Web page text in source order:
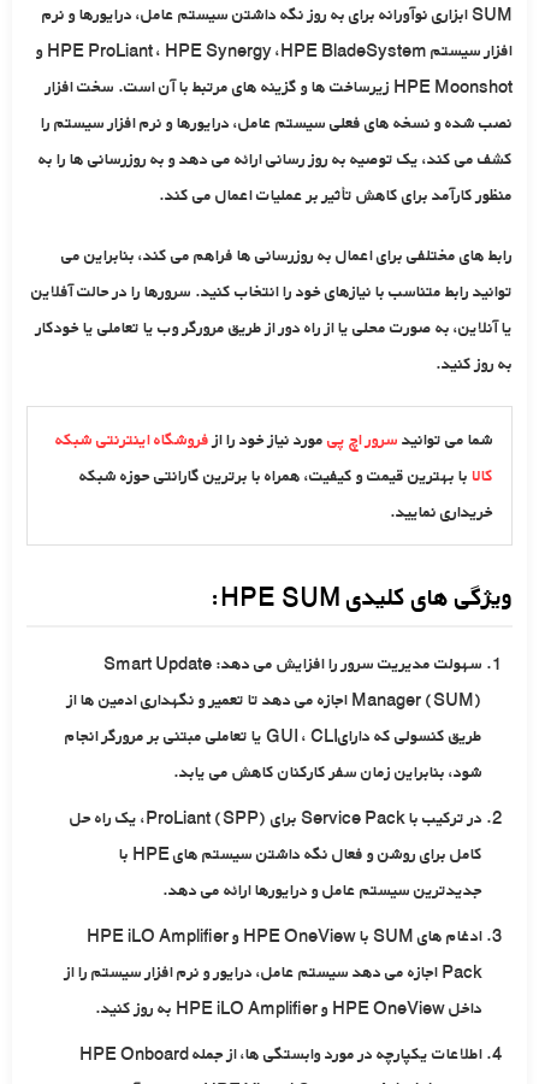
SUM ابزاری نوآورانه برای به روز نگه داشتن سیستم عامل، درایورها و نرم
افزار سیستم HPE ProLiant ، HPE Synergy ،HPE BladeSystem و
HPE Moonshot زیرساخت ها و گزینه های مرتبط با آن است. سخت افزار
نصب شده و نسخه های فعلی سیستم عامل، درایورها و نرم افزار سیستم را
کشف می کند، یک توصیه به روز رسانی ارائه می دهد و به روزرسانی ها را به
منظور کارآمد برای کاهش تأثیر بر عملیات اعمال می کند.
رابط های مختلفی برای اعمال به روزرسانی ها فراهم می کند، بنابراین می
توانید رابط متناسب با نیازهای خود را انتخاب کنید. سرورها را در حالت آفلاین
یا آنلاین، به صورت محلی یا از راه دور از طریق مرورگر وب یا تعاملی یا خودکار
به روز کنید.
شما می توانیدسرور اچ پیمورد نیاز خود را از فروشگاه اینترنتی شبکه
کالابا بهترین قیمت و کیفیت، همراه با برترین گارانتی حوزه شبکه
خریداری نمایید.
ویژگی های کلیدی HPE SUM:
سهولت مدیریت سرور را افزایش می دهد: Smart Update
Manager (SUM) اجازه می دهد تا تعمیر و نگهداری ادمین ها از
طریق کنسولی که دارایGUI ، CLI یا تعاملی مبتنی بر مرورگر انجام
شود، بنابراین زمان سفر کارکنان کاهش می یابد.
در ترکیب با Service Pack برای ProLiant (SPP)، یک راه حل
کامل برای روشن و فعال نگه داشتن سیستم های HPE با
جدیدترین سیستم عامل و درایورها ارائه می دهد.
ادغام های SUM با HPE OneView و HPE iLO Amplifier
Pack اجازه می دهد سیستم عامل، درایور و نرم افزار سیستم را از
داخل HPE OneView و HPE iLO Amplifier به روز کنید.
اطلاعات یکپارچه در مورد وابستگی ها، از جمله HPE Onboard